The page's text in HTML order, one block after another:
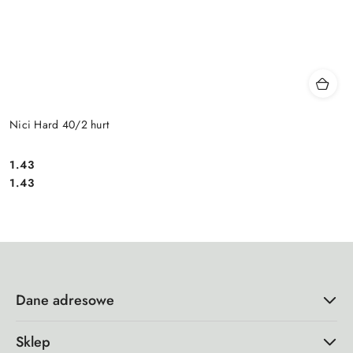
Nici Hard 40/2 hurt
Cena:
1.43
Cena:
1.43
Dane adresowe
Sklep